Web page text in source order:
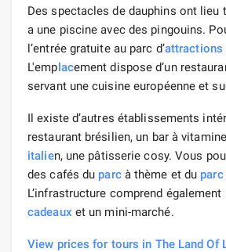
Des spectacles de dauphins ont lieu
a une piscine avec des pingouins.
l’entrée gratuite au parc d’attractions
L'emplacement dispose d’un
servant une cuisine européenne et
Il existe d’autres établissements
restaurant brésilien, un bar à
italien, une pâtisserie cosy. Vous
des cafés du parcà thème et du
L’infrastructure comprend
cadeaux et un mini-marché.
View prices for tours in The Land Of